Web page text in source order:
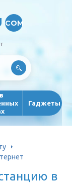
COM
Гаджеты
в